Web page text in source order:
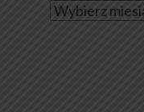
Archiwa